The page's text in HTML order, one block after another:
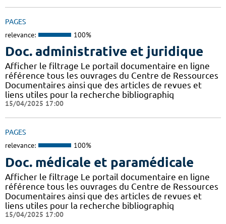
PAGES
relevance: 100%
Doc. administrative et juridique
Afficher le filtrage Le portail documentaire en ligne
référence tous les ouvrages du Centre de Ressources
Documentaires ainsi que des articles de revues et
liens utiles pour la recherche bibliographiq
15/04/2025 17:00
PAGES
relevance: 100%
Doc. médicale et paramédicale
Afficher le filtrage Le portail documentaire en ligne
référence tous les ouvrages du Centre de Ressources
Documentaires ainsi que des articles de revues et
liens utiles pour la recherche bibliographiq
15/04/2025 17:00